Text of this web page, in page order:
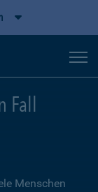
Fall
Menschen